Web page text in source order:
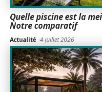
Quelle piscine est la
Notre comparatif
Actualité 4 juillet 2026